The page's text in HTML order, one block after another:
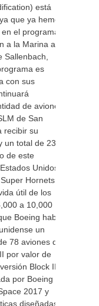
está
que ya hemos
el programa,
a la Marina a
es
con sus
de aviones
de San
recibir su
un total de 23
de este
Unidos
Hornets.
útil de los
a 10,000
Boeing había
un
78 aviones de
por valor de
Block III
por Boeing
2017 y
diseñadas